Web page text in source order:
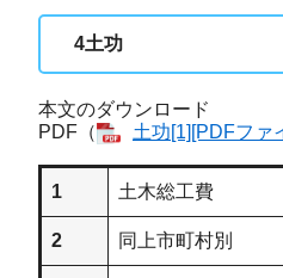
4土功
本文のダウンロード
PDF（
土功​[1][PDFファ
1 土木総工費
2 同上市町村別